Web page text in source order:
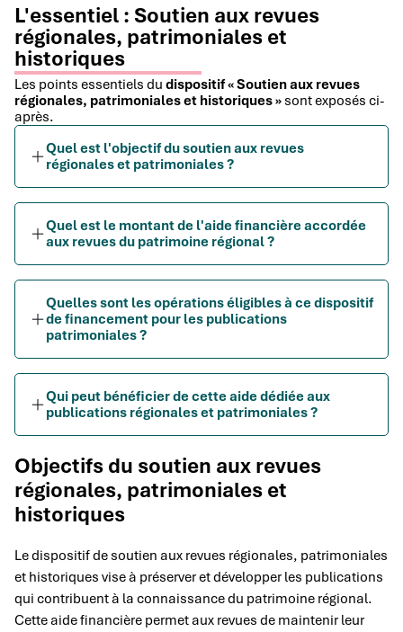
L'essentiel : Soutien aux revues
régionales, patrimoniales et
historiques
Les points essentiels du dispositif « Soutien aux revues
régionales, patrimoniales et historiques » sont exposés ci-
après.
Quel est l'objectif du soutien aux revues
régionales et patrimoniales ?
Quel est le montant de l'aide financière accordée
aux revues du patrimoine régional ?
Quelles sont les opérations éligibles à ce dispositif
de financement pour les publications
patrimoniales ?
Qui peut bénéficier de cette aide dédiée aux
publications régionales et patrimoniales ?
Objectifs du soutien aux revues
régionales, patrimoniales et
historiques
Le dispositif de soutien aux revues régionales, patrimoniales
et historiques vise à préserver et développer les publications
qui contribuent à la connaissance du patrimoine régional.
Cette aide financière permet aux revues de maintenir leur